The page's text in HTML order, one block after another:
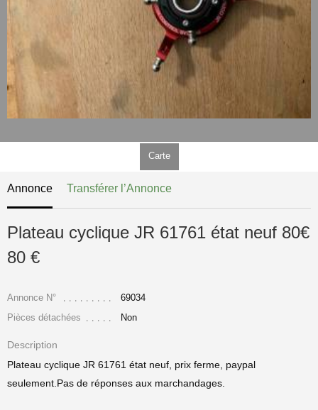
Carte
Annonce Transférer l’Annonce
Plateau cyclique JR 61761 état neuf 80€
80 €
Annonce N°
69034
Pièces détachées
Non
Description
Plateau cyclique JR 61761 état neuf, prix ferme, paypal
seulement.Pas de réponses aux marchandages.